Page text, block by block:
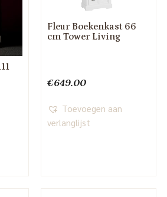
Fleur Boekenkast 66
cm Tower Living
€649.00
Toevoegen aan
verlanglijst